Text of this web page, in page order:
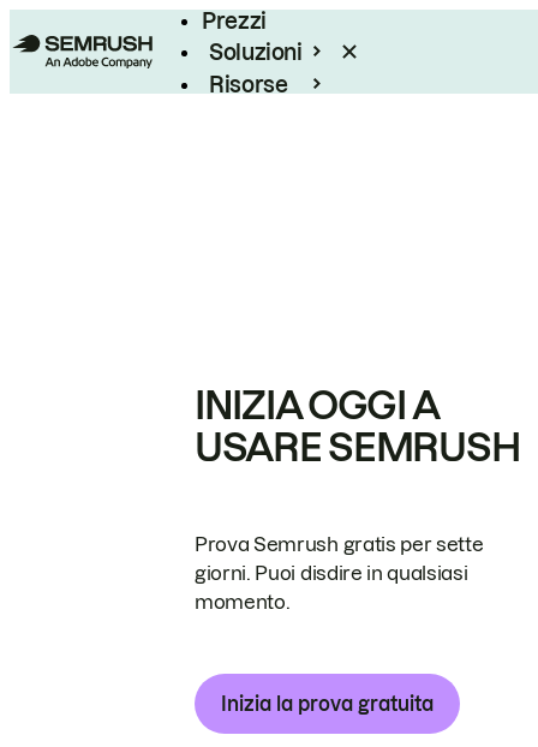
Prezzi
Soluzioni
Risorse
INIZIA OGGI A
USARE SEMRUSH
Prova Semrush gratis per sette
giorni. Puoi disdire in qualsiasi
momento.
Inizia la prova gratuita